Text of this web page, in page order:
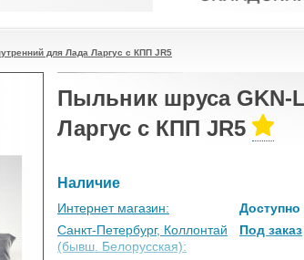
для Лада Ларгус с КПП JR5
Пыльник шруса GKN-
Ларгус с КПП JR5
Наличие
Интернет магазин:
Доступно
Санкт-Петербург, Коллонтай
(бывш. Белорусская):
Под заказ